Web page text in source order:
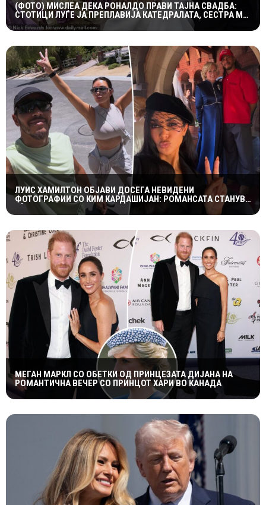
(ФОТО) МИСЛЕА ДЕКА РОНАЛДО ПРАВИ ТАЈНА СВАДБА:
СТОТИЦИ ЛУЃЕ ЈА ПРЕПЛАВИЈА КАТЕДРАЛАТА, СЕСТРА МУ
ОСТРО РЕАГИРАШЕ
ЛУИС ХАМИЛТОН ОБЈАВИ ДОСЕГА НЕВИДЕНИ
ФОТОГРАФИИ СО КИМ КАРДАШИЈАН: РОМАНСАТА СТАНУВА
СÈ ПОСЕРИОЗНА
МЕГАН МАРКЛ СО ОБЕТКИ ОД ПРИНЦЕЗАТА ДИЈАНА НА
РОМАНТИЧНА ВЕЧЕР СО ПРИНЦОТ ХАРИ ВО КАНАДА